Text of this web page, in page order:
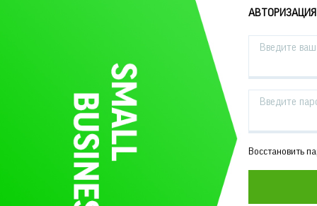
АВТОРИЗАЦИЯ
Введите
Введите
Восстановить